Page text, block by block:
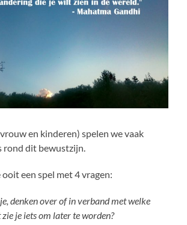
en kinderen) spelen we vaak
rond dit bewustzijn.
een spel met 4 vragen:
denken over of in verband met welke
je iets om later te worden?